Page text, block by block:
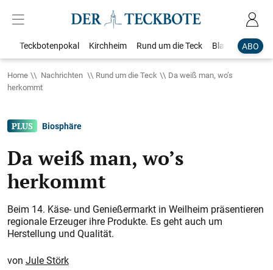
ABO
Teckbotenpokal Kirchheim Rund um die Teck Blaulicht
Home Nachrichten Rund um die Teck
Da weiß man, wo’s
herkommt
Biosphäre
Da weiß man, wo’s
herkommt
Beim 14. Käse- und Genießermarkt in Weilheim präsentieren
regionale Erzeuger ihre Produkte. Es geht auch um
Herstellung und Qualität.
Jule Störk